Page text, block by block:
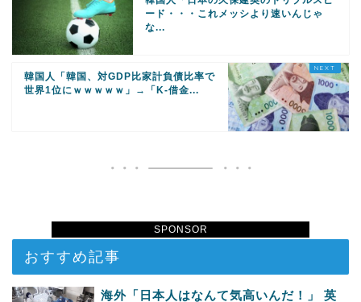
SPONSOR
ード・・・これメッシより速いんじゃ
な...
韓国人「韓国、対GDP比家計負債比率で
世界1位にｗｗｗｗｗ」→「K-借金...
おすすめ記事
海外「日本人はなんて気高いんだ！」 英